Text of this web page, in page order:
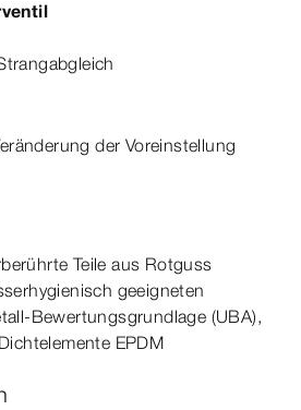
der Voreinstellung
Teile aus Rotguss
geeigneten
​Bewertungsgrundlage (UBA),
elemente EPDM